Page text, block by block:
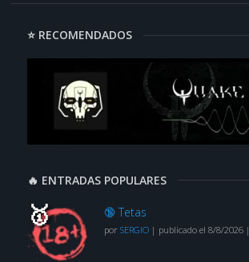
⭐ RECOMENDADOS
🔥 ENTRADAS POPULARES
🔞 Tetas
por SERGIO| publicado el 8/8/2026|